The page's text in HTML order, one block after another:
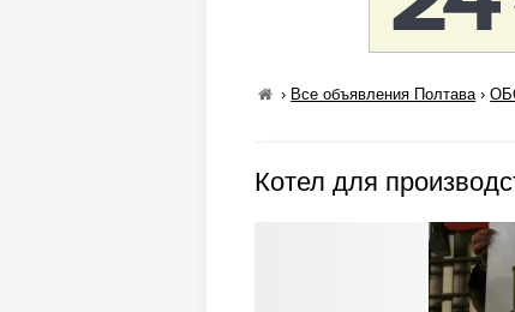
› Все объявления Полтава›
Котел для